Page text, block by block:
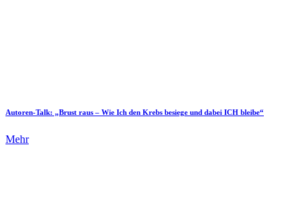
Autoren-Talk: „Brust raus – Wie Ich den Krebs besiege und dabei ICH bleibe“
Mehr